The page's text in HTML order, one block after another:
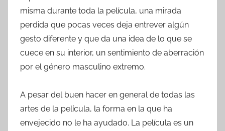
misma durante toda la película, una mirada
perdida que pocas veces deja entrever algún
gesto diferente y que da una idea de lo que se
cuece en su interior, un sentimiento de aberración
por el género masculino extremo.
A pesar del buen hacer en general de todas las
artes de la película, la forma en la que ha
envejecido no le ha ayudado. La película es un